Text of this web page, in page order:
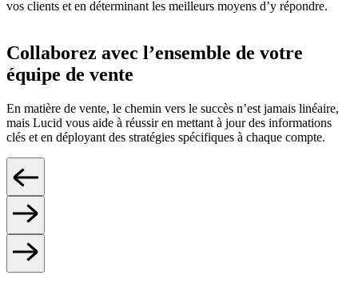
vos clients et en déterminant les meilleurs moyens d’y répondre.
Collaborez avec l’ensemble de votre
équipe de vente
En matière de vente, le chemin vers le succès n’est jamais linéaire,
mais Lucid vous aide à réussir en mettant à jour des informations
clés et en déployant des stratégies spécifiques à chaque compte.